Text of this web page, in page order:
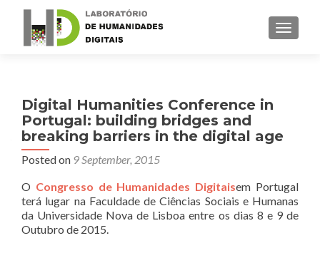
Digital Humanities Conference in
Portugal: building bridges and
breaking barriers in the digital age
Posted on 9 September, 2015
O Congresso de Humanidades Digitaisem Portugal
terá lugar na Faculdade de Ciências Sociais e Humanas
da Universidade Nova de Lisboa entre os dias 8 e 9 de
Outubro de 2015.